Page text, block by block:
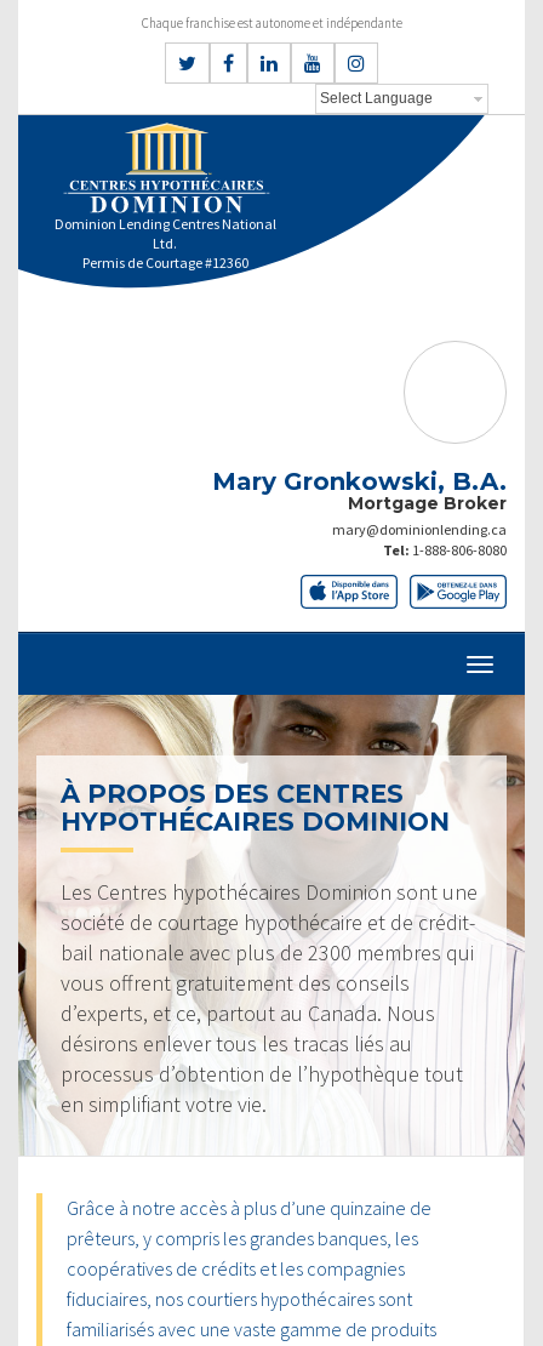
Chaque franchise est autonome et indépendante
Dominion Lending Centres National
Ltd.
Permis de Courtage #12360
Mary Gronkowski, B.A.
Mortgage Broker
mary@dominionlending.ca
Tel: 1-888-806-8080
À PROPOS DES CENTRES
HYPOTHÉCAIRES DOMINION
Les Centres hypothécaires Dominion sont une
société de courtage hypothécaire et de crédit-
bail nationale avec plus de 2300 membres qui
vous offrent gratuitement des conseils
d’experts, et ce, partout au Canada. Nous
désirons enlever tous les tracas liés au
processus d’obtention de l’hypothèque tout
en simplifiant votre vie.
Grâce à notre accès à plus d’une quinzaine de
prêteurs, y compris les grandes banques, les
coopératives de crédits et les compagnies
fiduciaires, nos courtiers hypothécaires sont
familiarisés avec une vaste gamme de produits